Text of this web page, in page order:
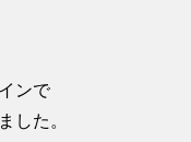
ンで
した。